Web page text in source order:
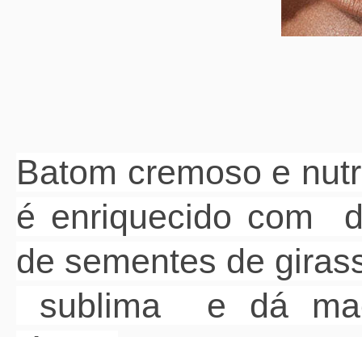
Batom cremoso e
é enriquecido com
de sementes de
sublima e dá